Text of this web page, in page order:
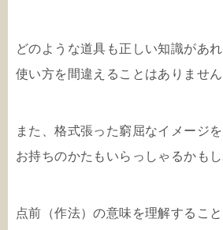
どのような道具も正しい知識があ
使い方を間違えることはありませ
また、格式張った窮屈なイメージを
お持ちのかたもいらっしゃるかもし
点前（作法）の意味を理解するこ